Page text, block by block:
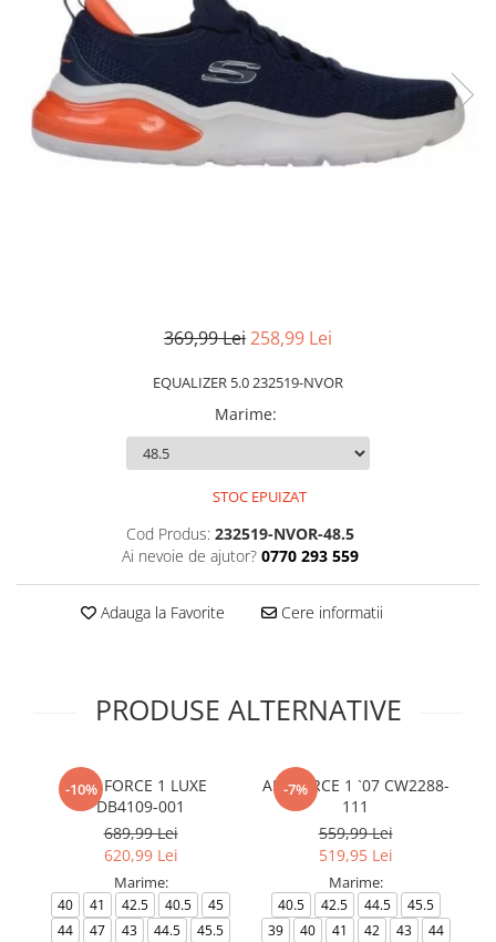
Slapi barbati
Mocasini
Pantofi sport femei
Slapi femei
Sandale & Slapi copii
369,99 Lei258,99 Lei
EQUALIZER 5.0 232519-NVOR
Marime:
STOC EPUIZAT
Cod Produs: 232519-NVOR-48.5
Ai nevoie de ajutor? 0770 293 559
Adauga la Favorite Cere informatii
PRODUSE ALTERNATIVE
-10%
AIR FORCE 1 LUXE
DB4109-001
689,99 Lei
620,99 Lei
Marime:
40 41 42.5 40.5
45
44
47 43 44.5
45.5
-7%
AIR FORCE 1 `07 CW2288-
111
559,99 Lei
519,95 Lei
Marime:
40.5 42.5 44.5
45.5
39
40 41 42 43
44